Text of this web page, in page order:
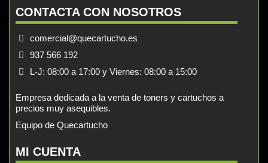
CONTACTA CON NOSOTROS
comercial@quecartucho.es
937 566 192
L-J: 08:00 a 17:00 y Viernes: 08:00 a 15:00
Empresa dedicada a la venta de toners y cartuchos a
precios muy asequibles.
Equipo de Quecartucho
MI CUENTA